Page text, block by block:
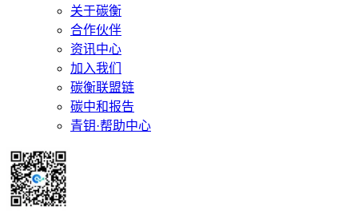
关于碳衡
合作伙伴
资讯中心
加入我们
碳衡联盟链
碳中和报告
青钥·帮助中心